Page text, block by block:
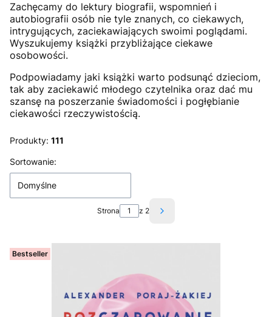
Zachęcamy do lektury biografii, wspomnień i
autobiografii osób nie tyle znanych, co ciekawych,
intrygujących, zaciekawiających swoimi poglądami.
Wyszukujemy książki przybliżające ciekawe
osobowości.
Podpowiadamy jaki książki warto podsunąć dzieciom,
tak aby zaciekawić młodego czytelnika oraz dać mu
szansę na poszerzanie świadomości i pogłębianie
ciekawości rzeczywistością.
Produkty: 111
Lista produktów
Sortowanie:
Domyślne
Strona z 2 Następne produkty
Bestseller